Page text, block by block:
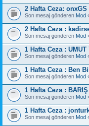
2 Hafta Ceza: onxGS
Son mesaj gönderen Mod
2 Hafta Ceza :
Son mesaj gönderen Mod
1 Hafta Ceza : UMUT
Son mesaj gönderen Mod
1 Hafta Ceza : Ben
Son mesaj gönderen Mod
1 Hafta Ceza :
Son mesaj gönderen Mod
1 Hafta Ceza :
Son mesaj gönderen Mod